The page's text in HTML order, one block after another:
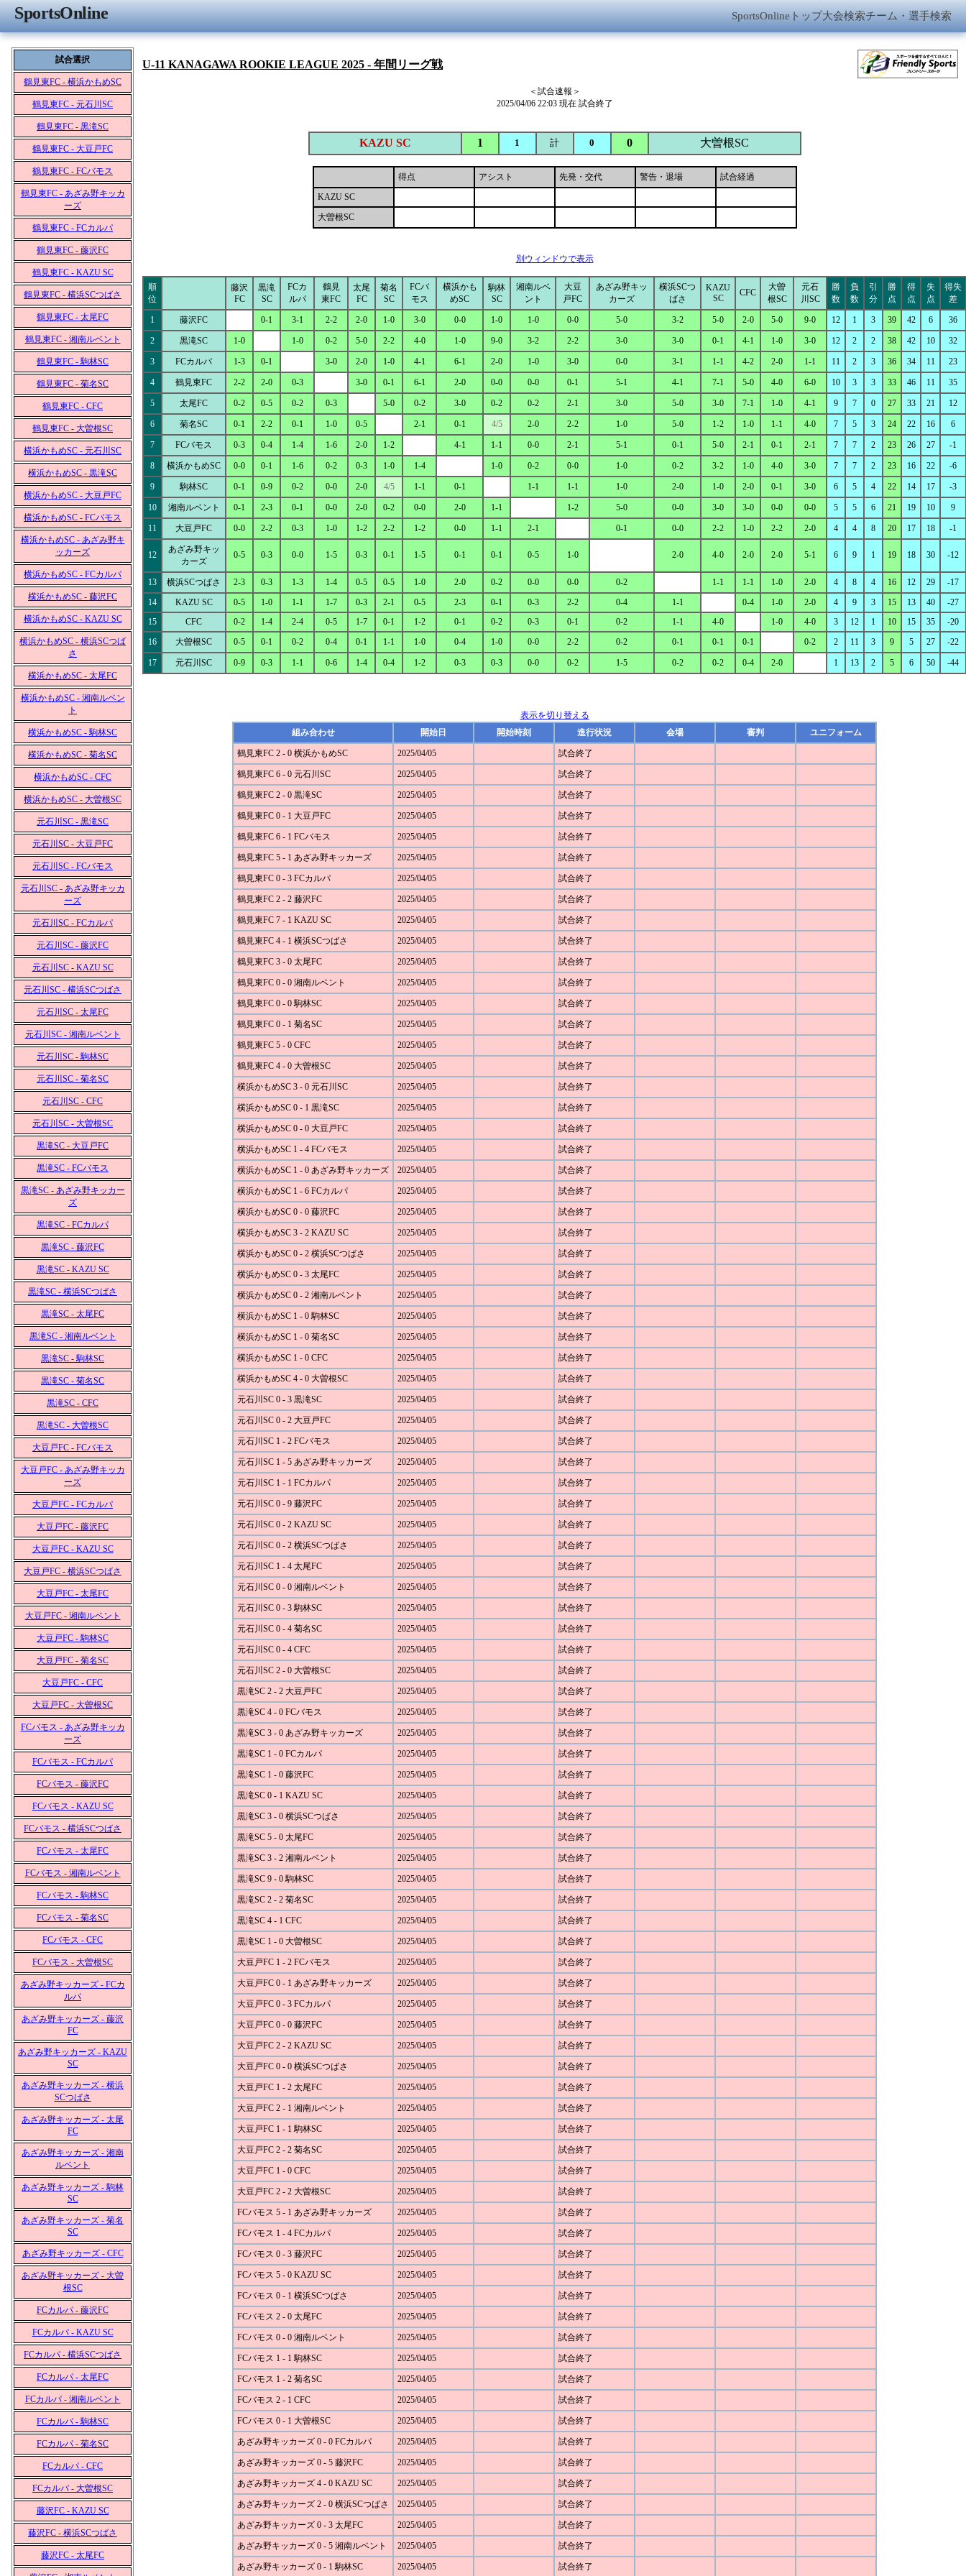
SportsOnline SportsOnlineトップ大会検索チーム・選手検索
試合選択
鶴見東FC - 横浜かもめSC
鶴見東FC - 元石川SC
鶴見東FC - 黒滝SC
鶴見東FC - 大豆戸FC
鶴見東FC - FCバモス
鶴見東FC - あざみ野キッカ
ーズ
鶴見東FC - FCカルパ
鶴見東FC - 藤沢FC
鶴見東FC - KAZU SC
鶴見東FC - 横浜SCつばさ
鶴見東FC - 太尾FC
鶴見東FC - 湘南ルベント
鶴見東FC - 駒林SC
鶴見東FC - 菊名SC
鶴見東FC - CFC
鶴見東FC - 大曽根SC
横浜かもめSC - 元石川SC
横浜かもめSC - 黒滝SC
横浜かもめSC - 大豆戸FC
横浜かもめSC - FCバモス
横浜かもめSC - あざみ野キ
ッカーズ
横浜かもめSC - FCカルパ
横浜かもめSC - 藤沢FC
横浜かもめSC - KAZU SC
横浜かもめSC - 横浜SCつば
さ
横浜かもめSC - 太尾FC
横浜かもめSC - 湘南ルベン
ト
横浜かもめSC - 駒林SC
横浜かもめSC - 菊名SC
横浜かもめSC - CFC
横浜かもめSC - 大曽根SC
元石川SC - 黒滝SC
元石川SC - 大豆戸FC
元石川SC - FCバモス
元石川SC - あざみ野キッカ
ーズ
元石川SC - FCカルパ
元石川SC - 藤沢FC
元石川SC - KAZU SC
元石川SC - 横浜SCつばさ
元石川SC - 太尾FC
元石川SC - 湘南ルベント
元石川SC - 駒林SC
元石川SC - 菊名SC
元石川SC - CFC
元石川SC - 大曽根SC
黒滝SC - 大豆戸FC
黒滝SC - FCバモス
黒滝SC - あざみ野キッカー
ズ
黒滝SC - FCカルパ
黒滝SC - 藤沢FC
黒滝SC - KAZU SC
黒滝SC - 横浜SCつばさ
黒滝SC - 太尾FC
黒滝SC - 湘南ルベント
黒滝SC - 駒林SC
黒滝SC - 菊名SC
黒滝SC - CFC
黒滝SC - 大曽根SC
大豆戸FC - FCバモス
大豆戸FC - あざみ野キッカ
ーズ
大豆戸FC - FCカルパ
大豆戸FC - 藤沢FC
大豆戸FC - KAZU SC
大豆戸FC - 横浜SCつばさ
大豆戸FC - 太尾FC
大豆戸FC - 湘南ルベント
大豆戸FC - 駒林SC
大豆戸FC - 菊名SC
大豆戸FC - CFC
大豆戸FC - 大曽根SC
FCバモス - あざみ野キッカ
ーズ
FCバモス - FCカルパ
FCバモス - 藤沢FC
FCバモス - KAZU SC
FCバモス - 横浜SCつばさ
FCバモス - 太尾FC
FCバモス - 湘南ルベント
FCバモス - 駒林SC
FCバモス - 菊名SC
FCバモス - CFC
FCバモス - 大曽根SC
あざみ野キッカーズ - FCカ
ルパ
あざみ野キッカーズ - 藤沢
FC
あざみ野キッカーズ - KAZU
SC
あざみ野キッカーズ - 横浜
SCつばさ
あざみ野キッカーズ - 太尾
FC
あざみ野キッカーズ - 湘南
ルベント
あざみ野キッカーズ - 駒林
SC
あざみ野キッカーズ - 菊名
SC
あざみ野キッカーズ - CFC
あざみ野キッカーズ - 大曽
根SC
FCカルパ - 藤沢FC
FCカルパ - KAZU SC
FCカルパ - 横浜SCつばさ
FCカルパ - 太尾FC
FCカルパ - 湘南ルベント
FCカルパ - 駒林SC
FCカルパ - 菊名SC
FCカルパ - CFC
FCカルパ - 大曽根SC
藤沢FC - KAZU SC
藤沢FC - 横浜SCつばさ
藤沢FC - 太尾FC
U-11 KANAGAWA ROOKIE LEAGUE 2025 - 年間リーグ戦
＜試合速報＞
2025/04/06 22:03 現在 試合終了
KAZU SC 1 1 計 0 0 大曽根SC
得点 アシスト 先発・交代 警告・退場
試合経過
KAZU SC
大曽根SC
別ウィンドウで表示
順
位
藤沢
FC
黒滝
SC
FCカ
ルパ
鶴見
東FC
太尾
FC
菊名
SC
FCバ
モス
横浜かも
めSC
駒林
SC
湘南ルベ
ント
大豆
戸FC
あざみ野キッ
カーズ
横浜SCつ
ばさ
KAZU
SC
CFC
大曽
根SC
元石
川SC
勝
数
負
数
引
分
勝
点
得
点
失
点
得失
差
1 藤沢FC 0-1 3-1 2-2 2-0 1-0 3-0 0-0 1-0 1-0 0-0 5-0 3-2 5-0 2-0 5-0 9-0 12 1 3 39 42 6 36
2 黒滝SC 1-0 1-0 0-2 5-0 2-2 4-0 1-0 9-0 3-2 2-2 3-0 3-0 0-1 4-1 1-0 3-0 12 2 2 38 42 10 32
3 FCカルパ 1-3 0-1 3-0 2-0 1-0 4-1 6-1 2-0 1-0 3-0 0-0 3-1 1-1 4-2 2-0 1-1 11 2 3 36 34 11 23
4 鶴見東FC 2-2 2-0 0-3 3-0 0-1 6-1 2-0 0-0 0-0 0-1 5-1 4-1 7-1 5-0 4-0 6-0 10 3 3 33 46 11 35
5 太尾FC 0-2 0-5 0-2 0-3 5-0 0-2 3-0 0-2 0-2 2-1 3-0 5-0 3-0 7-1 1-0 4-1 9 7 0 27 33 21 12
6 菊名SC 0-1 2-2 0-1 1-0 0-5 2-1 0-1 4/5 2-0 2-2 1-0 5-0 1-2 1-0 1-1 4-0 7 5 3 24 22 16 6
7 FCバモス 0-3 0-4 1-4 1-6 2-0 1-2 4-1 1-1 0-0 2-1 5-1 0-1 5-0 2-1 0-1 2-1 7 7 2 23 26 27 -1
8 横浜かもめSC 0-0 0-1 1-6 0-2 0-3 1-0 1-4 1-0 0-2 0-0 1-0 0-2 3-2 1-0 4-0 3-0 7 7 2 23 16 22 -6
9 駒林SC 0-1 0-9 0-2 0-0 2-0 4/5 1-1 0-1 1-1 1-1 1-0 2-0 1-0 2-0 0-1 3-0 6 5 4 22 14 17 -3
10 湘南ルベント 0-1 2-3 0-1 0-0 2-0 0-2 0-0 2-0 1-1 1-2 5-0 0-0 3-0 3-0 0-0 0-0 5 5 6 21 19 10 9
11 大豆戸FC 0-0 2-2 0-3 1-0 1-2 2-2 1-2 0-0 1-1 2-1 0-1 0-0 2-2 1-0 2-2 2-0 4 4 8 20 17 18 -1
12
あざみ野キッ
カーズ
0-5 0-3 0-0 1-5 0-3 0-1 1-5 0-1 0-1 0-5 1-0 2-0 4-0 2-0 2-0 5-1 6 9 1 19 18 30 -12
13 横浜SCつばさ 2-3 0-3 1-3 1-4 0-5 0-5 1-0 2-0 0-2 0-0 0-0 0-2 1-1 1-1 1-0 2-0 4 8 4 16 12 29
-17
14
KAZU SC 0-5 1-0 1-1 1-7 0-3 2-1 0-5 2-3 0-1 0-3 2-2 0-4 1-1 0-4 1-0 2-0 4 9 3 15 13 40
-27
15
CFC 0-2 1-4 2-4 0-5 1-7 0-1 1-2 0-1 0-2 0-3 0-1 0-2 1-1 4-0 1-0 4-0 3 12 1 10 15 35
-20
16
大曽根SC 0-5 0-1 0-2 0-4 0-1 1-1 1-0 0-4 1-0 0-0 2-2 0-2 0-1 0-1 0-1 0-2 2 11 3 9 5 27 -22
17 元石川SC 0-9 0-3 1-1 0-6 1-4 0-4 1-2 0-3 0-3 0-0 0-2 1-5 0-2 0-2 0-4 2-0 1 13 2 5 6 50 -44
表示を切り替える
組み合わせ
開始日 開始時刻 進行状況 会場 審判 ユニフォーム
鶴見東FC 2 - 0 横浜かもめSC 2025/04/05 試合終了
鶴見東FC 6 - 0 元石川SC 2025/04/05 試合終了
鶴見東FC 2 - 0 黒滝SC 2025/04/05 試合終了
鶴見東FC 0 - 1 大豆戸FC 2025/04/05 試合終了
鶴見東FC 6 - 1 FCバモス 2025/04/05 試合終了
鶴見東FC 5 - 1 あざみ野キッカーズ 2025/04/05 試合終了
鶴見東FC 0 - 3 FCカルパ 2025/04/05 試合終了
鶴見東FC 2 - 2 藤沢FC 2025/04/05 試合終了
鶴見東FC 7 - 1 KAZU SC 2025/04/05 試合終了
鶴見東FC 4 - 1 横浜SCつばさ 2025/04/05 試合終了
鶴見東FC 3 - 0 太尾FC 2025/04/05 試合終了
鶴見東FC 0 - 0 湘南ルベント 2025/04/05 試合終了
鶴見東FC 0 - 0 駒林SC 2025/04/05 試合終了
鶴見東FC 0 - 1 菊名SC 2025/04/05 試合終了
鶴見東FC 5 - 0 CFC 2025/04/05 試合終了
鶴見東FC 4 - 0 大曽根SC 2025/04/05 試合終了
横浜かもめSC 3 - 0 元石川SC 2025/04/05 試合終了
横浜かもめSC 0 - 1 黒滝SC 2025/04/05 試合終了
横浜かもめSC 0 - 0 大豆戸FC 2025/04/05 試合終了
横浜かもめSC 1 - 4 FCバモス 2025/04/05 試合終了
横浜かもめSC 1 - 0 あざみ野キッカーズ 2025/04/05 試合終了
横浜かもめSC 1 - 6 FCカルパ 2025/04/05 試合終了
横浜かもめSC 0 - 0 藤沢FC 2025/04/05 試合終了
横浜かもめSC 3 - 2 KAZU SC 2025/04/05 試合終了
横浜かもめSC 0 - 2 横浜SCつばさ 2025/04/05 試合終了
横浜かもめSC 0 - 3 太尾FC 2025/04/05 試合終了
横浜かもめSC 0 - 2 湘南ルベント 2025/04/05 試合終了
横浜かもめSC 1 - 0 駒林SC 2025/04/05 試合終了
横浜かもめSC 1 - 0 菊名SC 2025/04/05 試合終了
横浜かもめSC 1 - 0 CFC 2025/04/05 試合終了
横浜かもめSC 4 - 0 大曽根SC 2025/04/05 試合終了
元石川SC 0 - 3 黒滝SC 2025/04/05 試合終了
元石川SC 0 - 2 大豆戸FC 2025/04/05 試合終了
元石川SC 1 - 2 FCバモス 2025/04/05 試合終了
元石川SC 1 - 5 あざみ野キッカーズ 2025/04/05 試合終了
元石川SC 1 - 1 FCカルパ 2025/04/05 試合終了
元石川SC 0 - 9 藤沢FC 2025/04/05 試合終了
元石川SC 0 - 2 KAZU SC 2025/04/05 試合終了
元石川SC 0 - 2 横浜SCつばさ 2025/04/05 試合終了
元石川SC 1 - 4 太尾FC 2025/04/05 試合終了
元石川SC 0 - 0 湘南ルベント 2025/04/05 試合終了
元石川SC 0 - 3 駒林SC 2025/04/05 試合終了
元石川SC 0 - 4 菊名SC 2025/04/05 試合終了
元石川SC 0 - 4 CFC 2025/04/05 試合終了
元石川SC 2 - 0 大曽根SC 2025/04/05 試合終了
黒滝SC 2 - 2 大豆戸FC 2025/04/05 試合終了
黒滝SC 4 - 0 FCバモス 2025/04/05 試合終了
黒滝SC 3 - 0 あざみ野キッカーズ 2025/04/05 試合終了
黒滝SC 1 - 0 FCカルパ 2025/04/05 試合終了
黒滝SC 1 - 0 藤沢FC 2025/04/05 試合終了
黒滝SC 0 - 1 KAZU SC 2025/04/05 試合終了
黒滝SC 3 - 0 横浜SCつばさ 2025/04/05 試合終了
黒滝SC 5 - 0 太尾FC 2025/04/05 試合終了
黒滝SC 3 - 2 湘南ルベント 2025/04/05 試合終了
黒滝SC 9 - 0 駒林SC 2025/04/05 試合終了
黒滝SC 2 - 2 菊名SC 2025/04/05 試合終了
黒滝SC 4 - 1 CFC 2025/04/05 試合終了
黒滝SC 1 - 0 大曽根SC 2025/04/05 試合終了
大豆戸FC 1 - 2 FCバモス 2025/04/05 試合終了
大豆戸FC 0 - 1 あざみ野キッカーズ 2025/04/05 試合終了
大豆戸FC 0 - 3 FCカルパ 2025/04/05 試合終了
大豆戸FC 0 - 0 藤沢FC 2025/04/05 試合終了
大豆戸FC 2 - 2 KAZU SC 2025/04/05 試合終了
大豆戸FC 0 - 0 横浜SCつばさ 2025/04/05 試合終了
大豆戸FC 1 - 2 太尾FC 2025/04/05 試合終了
大豆戸FC 2 - 1 湘南ルベント 2025/04/05 試合終了
大豆戸FC 1 - 1 駒林SC 2025/04/05 試合終了
大豆戸FC 2 - 2 菊名SC 2025/04/05 試合終了
大豆戸FC 1 - 0 CFC 2025/04/05 試合終了
大豆戸FC 2 - 2 大曽根SC 2025/04/05 試合終了
FCバモス 5 - 1 あざみ野キッカーズ 2025/04/05 試合終了
FCバモス 1 - 4 FCカルパ 2025/04/05 試合終了
FCバモス 0 - 3 藤沢FC 2025/04/05 試合終了
FCバモス 5 - 0 KAZU SC 2025/04/05 試合終了
FCバモス 0 - 1 横浜SCつばさ 2025/04/05 試合終了
FCバモス 2 - 0 太尾FC 2025/04/05 試合終了
FCバモス 0 - 0 湘南ルベント 2025/04/05 試合終了
FCバモス 1 - 1 駒林SC 2025/04/05 試合終了
FCバモス 1 - 2 菊名SC 2025/04/05 試合終了
FCバモス 2 - 1 CFC 2025/04/05 試合終了
FCバモス 0 - 1 大曽根SC 2025/04/05 試合終了
あざみ野キッカーズ 0 - 0 FCカルパ 2025/04/05 試合終了
あざみ野キッカーズ 0 - 5 藤沢FC 2025/04/05 試合終了
あざみ野キッカーズ 4 - 0 KAZU SC 2025/04/05 試合終了
あざみ野キッカーズ 2 - 0 横浜SCつばさ 2025/04/05 試合終了
あざみ野キッカーズ 0 - 3 太尾FC 2025/04/05 試合終了
あざみ野キッカーズ 0 - 5 湘南ルベント 2025/04/05 試合終了
あざみ野キッカーズ 0 - 1 駒林SC 2025/04/05 試合終了